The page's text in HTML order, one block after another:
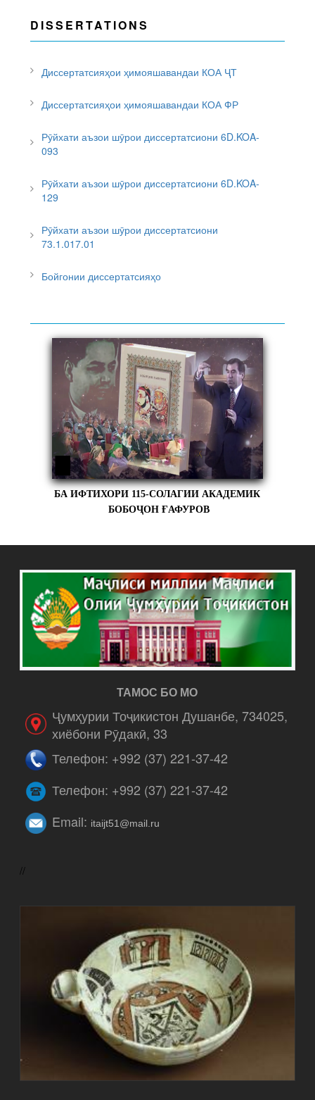
DISSERTATIONS
Диссертатсияҳои ҳимояшавандаи КОА ҶТ
Диссертатсияҳои ҳимояшавандаи КОА ФР
Рӯйхати аъзои шӯрои диссертатсиони 6D.KOA-
093
Рӯйхати аъзои шӯрои диссертатсиони 6D.KOA-
129
Рӯйхати аъзои шӯрои диссертатсиони
73.1.017.01
Бойгонии диссертатсияҳо
БА ИФТИХОРИ 115-СОЛАГИИ АКАДЕМИК
БОБОҶОН ҒАФУРОВ
ТАМОС БО МО
Ҷумҳурии Тоҷикистон Душанбе, 734025,
хиёбони Рӯдакӣ, 33
Телефон: +992 (37) 221-37-42
Телефон: +992 (37) 221-37-42
Email: itaijt51@mail.ru
//